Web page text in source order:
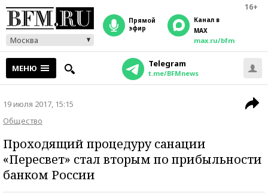
16+
Москва
прямой
эфир
Канал в
MAX
max.ru/bfm
МЕНЮ Telegram
t.me/BFMnews
19 июля 2017, 15:15
Общество
Проходящий процедуру санации
«Пересвет» стал вторым по прибыльности
банком России